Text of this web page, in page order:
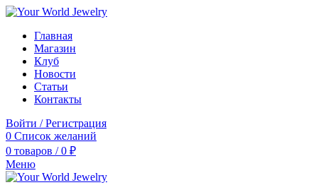
Главная
Магазин
Клуб
Новости
Статьи
Контакты
Войти / Регистрация
0 Список желаний
0 товаров / 0 ₽
Меню